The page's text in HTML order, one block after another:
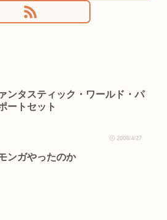
ンタスティック・ワールド・パ
ートセット
2008/4/27
ンガやったのか